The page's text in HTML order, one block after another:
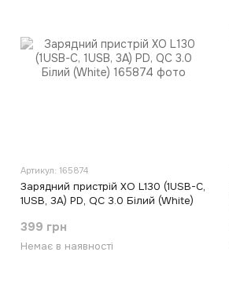
Артикул: 165874
Зарядний пристрій XO L130 (1USB-С,
1USB, 3А) PD, QC 3.0 Білий (White)
399 грн
Немає в наявності